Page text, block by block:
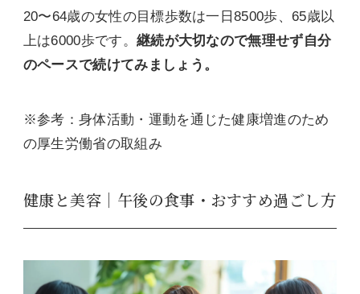
20〜64歳の女性の目標歩数は一日8500歩、65歳以
上は6000歩です。 継続が大切なので無理せず自分
のペースで続けてみましょう。
※参考：身体活動・運動を通じた健康増進のため
の厚生労働省の取組み
健康と美容｜午後の食事・おすすめ過ごし方